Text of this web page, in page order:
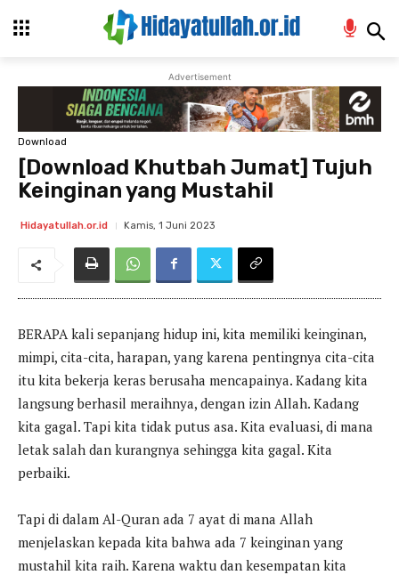
Advertisement
Download
[Download Khutbah Jumat] Tujuh
Keinginan yang Mustahil
Hidayatullah.or.id Kamis, 1 Juni 2023
BERAPA kali sepanjang hidup ini, kita memiliki keinginan,
mimpi, cita-cita, harapan, yang karena pentingnya cita-cita
itu kita bekerja keras berusaha mencapainya. Kadang kita
langsung berhasil meraihnya, dengan izin Allah. Kadang
kita gagal. Tapi kita tidak putus asa. Kita evaluasi, di mana
letak salah dan kurangnya sehingga kita gagal. Kita
perbaiki.
Tapi di dalam Al-Quran ada 7 ayat di mana Allah
menjelaskan kepada kita bahwa ada 7 keinginan yang
mustahil kita raih. Karena waktu dan kesempatan kita